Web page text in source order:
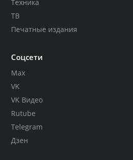
Техника
ТВ
Печатные издания
Соцсети
Max
VK
VK Видео
Rutube
Telegram
Дзен